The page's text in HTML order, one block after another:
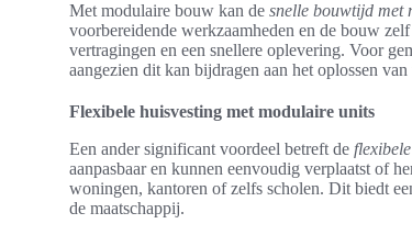
Met modulaire bouw kan de snelle bouwtijd met
voorbereidende werkzaamheden en de bouw
vertragingen en een snellere oplevering. Voor
aangezien dit kan bijdragen aan het oplossen
Flexibele huisvesting met modulaire units
Een ander significant voordeel betreft de
aanpasbaar en kunnen eenvoudig verplaatst of
woningen, kantoren of zelfs scholen. Dit biedt
de maatschappij.